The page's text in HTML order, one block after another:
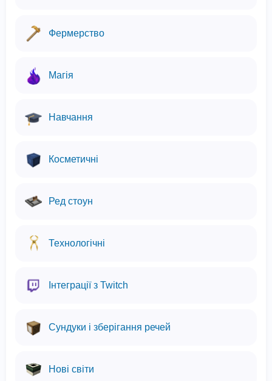
Фермерство
Магія
Навчання
Косметичні
Ред стоун
Технологічні
Інтеграції з Twitch
Сундуки і зберігання речей
Нові світи